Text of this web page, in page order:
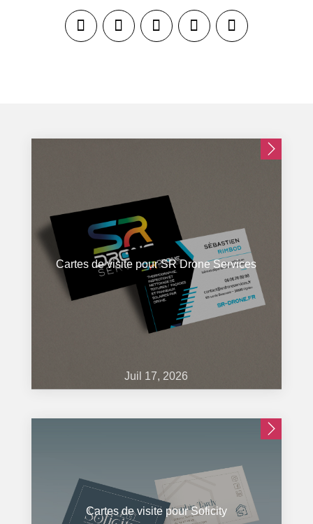
Cartes de visite pour SR Drone Services
Juil 17, 2026
Cartes de visite pour Soficity